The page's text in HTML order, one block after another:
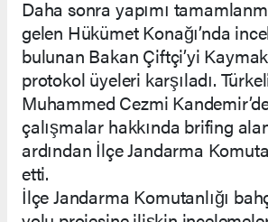
Daha sonra yapımı
gelen Hükümet Konağı’nda
bulunan Bakan Çiftçi’yi
protokol üyeleri karşıladı.
Muhammed Cezmi
çalışmalar hakkında brifing
ardından İlçe Jandarma
etti.
İlçe Jandarma Komutanlığı